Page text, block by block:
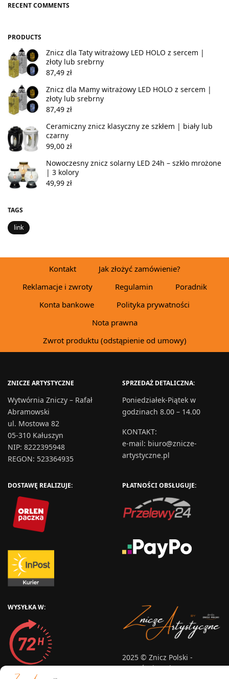
RECENT COMMENTS
PRODUCTS
Znicz dla Taty witrażowy LED HOLO z sercem |
złoty lub srebrny
87,49 zł
Znicz dla Mamy witrażowy LED HOLO z sercem |
złoty lub srebrny
87,49 zł
Ceramiczny znicz klasyczny ze szkłem | biały lub
czarny
99,00 zł
Nowoczesny znicz solarny LED 24h – szkło mrożone
| 3 kolory
49,99 zł
TAGS
link
Kontakt
Jak złożyć zamówienie?
Reklamacje i zwroty
Regulamin
Poradnik
Konta bankowe
Polityka prywatności
Nota prawna
Zwrot produktu (odstąpienie od umowy)
ZNICZE ARTYSTYCZNE
Wytwórnia Zniczy – Rafał
Abramowski
ul. Mostowa 82
05-310 Kałuszyn
NIP: 8222395948
REGON: 523364935
SPRZEDAŻ DETALICZNA:
Poniedziałek-Piątek w
godzinach 8.00 – 14.00
KONTAKT:
e-mail: biuro@znicze-
artystyczne.pl
DOSTAWĘ REALIZUJE: PŁATNOŚCI OBSŁUGUJE:
WYSYŁKA W:
2025 © Znicz Polski -
Wytwórnia Zniczy